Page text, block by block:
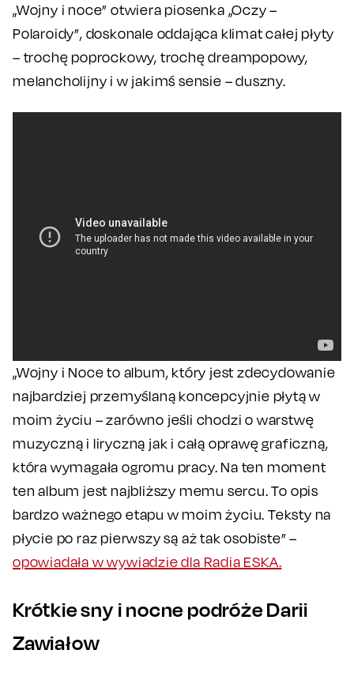
„Wojny i noce” otwiera piosenka „Oczy –
Polaroidy”, doskonale oddająca klimat całej płyty
– trochę poprockowy, trochę dreampopowy,
melancholijny i w jakimś sensie – duszny.
„Wojny i Noce to album, który jest zdecydowanie
najbardziej przemyślaną koncepcyjnie płytą w
moim życiu – zarówno jeśli chodzi o warstwę
muzyczną i liryczną jak i całą oprawę graficzną,
która wymagała ogromu pracy. Na ten moment
ten album jest najbliższy memu sercu. To opis
bardzo ważnego etapu w moim życiu. Teksty na
płycie po raz pierwszy są aż tak osobiste” –
opowiadała w wywiadzie dla Radia ESKA.
Krótkie sny i nocne podróże Darii
Zawiałow